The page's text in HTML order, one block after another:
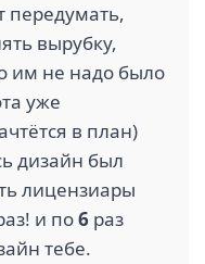
передумать,
вырубку,
им не надо было
уже
в план)
дизайн был
лицензиары
и по6 раз
тебе.